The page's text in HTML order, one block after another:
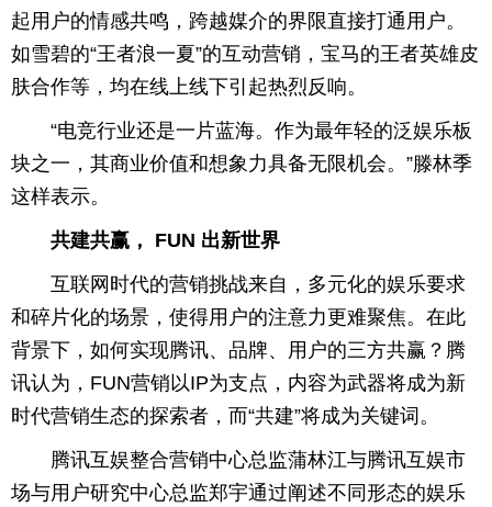
起用户的情感共鸣，跨越媒介的界限直接打通用户。
如雪碧的“王者浪一夏”的互动营销，宝马的王者英雄皮
肤合作等，均在线上线下引起热烈反响。
“电竞行业还是一片蓝海。作为最年轻的泛娱乐板
块之一，其商业价值和想象力具备无限机会。”滕林季
这样表示。
共建共赢，
FUN 出新世界
互联网时代的营销挑战来自，多元化的娱乐要求
和碎片化的场景，使得用户的注意力更难聚焦。在此
背景下，如何实现腾讯、品牌、用户的三方共赢？腾
讯认为，FUN营销以IP为支点，内容为武器将成为新
时代营销生态的探索者，而“共建”将成为关键词。
腾讯互娱整合营销中心总监蒲林江与腾讯互娱市
场与用户研究中心总监郑宇通过阐述不同形态的娱乐